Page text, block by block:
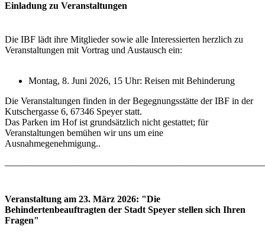
Einladung zu Veranstaltungen
Die IBF lädt ihre Mitglieder sowie alle Interessierten herzlich zu
Veranstaltungen mit Vortrag und Austausch ein:
Montag, 8. Juni 2026, 15 Uhr: Reisen mit Behinderung
Die Veranstaltungen finden in der Begegnungsstätte der IBF in der
Kutschergasse 6, 67346 Speyer statt.
Das Parken im Hof ist grundsätzlich nicht gestattet; für
Veranstaltungen bemühen wir uns um eine
Ausnahmegenehmigung..
Veranstaltung am 23. März 2026: "Die
Behindertenbeauftragten der Stadt Speyer stellen sich Ihren
Fragen"